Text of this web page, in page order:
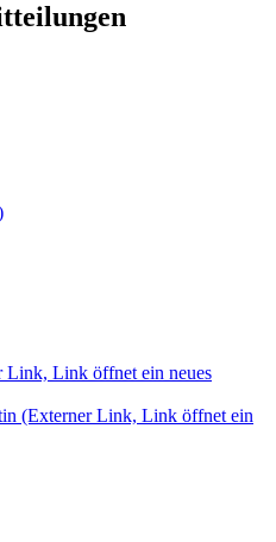
Link, Link öffnet ein neues
(Externer Link, Link öffnet ein